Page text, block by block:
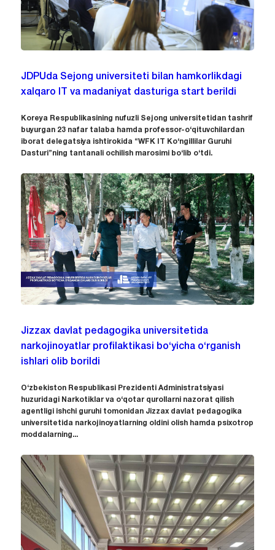
JDPUda Sejong universiteti bilan hamkorlikdagi
xalqaro IT va madaniyat dasturiga start berildi
Koreya Respublikasining nufuzli Sejong universitetidan tashrif
buyurgan 23 nafar talaba hamda professor-o‘qituvchilardan
iborat delegatsiya ishtirokida “WFK IT Ko‘ngillilar Guruhi
Dasturi”ning tantanali ochilish marosimi bo‘lib o‘tdi.
Jizzax davlat pedagogika universitetida
narkojinoyatlar profilaktikasi bo‘yicha o‘rganish
ishlari olib borildi
O‘zbekiston Respublikasi Prezidenti Administratsiyasi
huzuridagi Narkotiklar va o‘qotar qurollarni nazorat qilish
agentligi ishchi guruhi tomonidan Jizzax davlat pedagogika
universitetida narkojinoyatlarning oldini olish hamda psixotrop
moddalarning...